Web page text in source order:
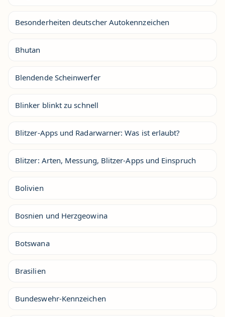
Besonderheiten deutscher Autokennzeichen
Bhutan
Blendende Scheinwerfer
Blinker blinkt zu schnell
Blitzer-Apps und Radarwarner: Was ist erlaubt?
Blitzer: Arten, Messung, Blitzer-Apps und Einspruch
Bolivien
Bosnien und Herzgeowina
Botswana
Brasilien
Bundeswehr-Kennzeichen